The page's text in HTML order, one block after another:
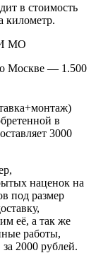
в стоимость
километр.
МО
Москве — 1.500
в
3000
наценок на
под размер
её, а так же
работы,
2000 рублей.